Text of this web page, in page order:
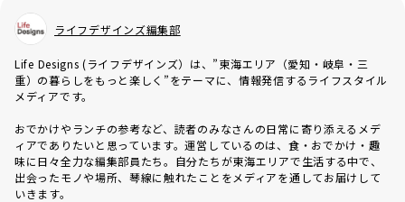
ライフデザインズ編集部
Life Designs (ライフデザインズ）は、”東海エリア（愛知・岐阜・三
重）の暮らしをもっと楽しく”をテーマに、情報発信するライフスタイル
メディアです。
おでかけやランチの参考など、読者のみなさんの日常に寄り添えるメデ
ィアでありたいと思っています。運営しているのは、食・おでかけ・趣
味に日々全力な編集部員たち。自分たちが東海エリアで生活する中で、
出会ったモノや場所、琴線に触れたことをメディアを通してお届けして
いきます。